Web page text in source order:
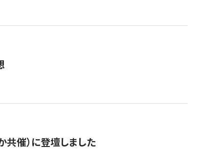
共催）に登壇しました